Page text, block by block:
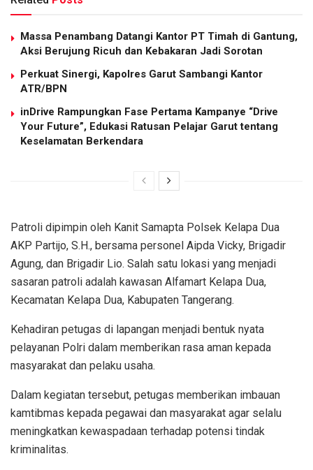
Massa Penambang Datangi Kantor PT Timah di Gantung,
Aksi Berujung Ricuh dan Kebakaran Jadi Sorotan
Perkuat Sinergi, Kapolres Garut Sambangi Kantor
ATR/BPN
inDrive Rampungkan Fase Pertama Kampanye “Drive
Your Future”, Edukasi Ratusan Pelajar Garut tentang
Keselamatan Berkendara
Patroli dipimpin oleh Kanit Samapta Polsek Kelapa Dua
AKP Partijo, S.H., bersama personel Aipda Vicky, Brigadir
Agung, dan Brigadir Lio. Salah satu lokasi yang menjadi
sasaran patroli adalah kawasan Alfamart Kelapa Dua,
Kecamatan Kelapa Dua, Kabupaten Tangerang.
Kehadiran petugas di lapangan menjadi bentuk nyata
pelayanan Polri dalam memberikan rasa aman kepada
masyarakat dan pelaku usaha.
Dalam kegiatan tersebut, petugas memberikan imbauan
kamtibmas kepada pegawai dan masyarakat agar selalu
meningkatkan kewaspadaan terhadap potensi tindak
kriminalitas.